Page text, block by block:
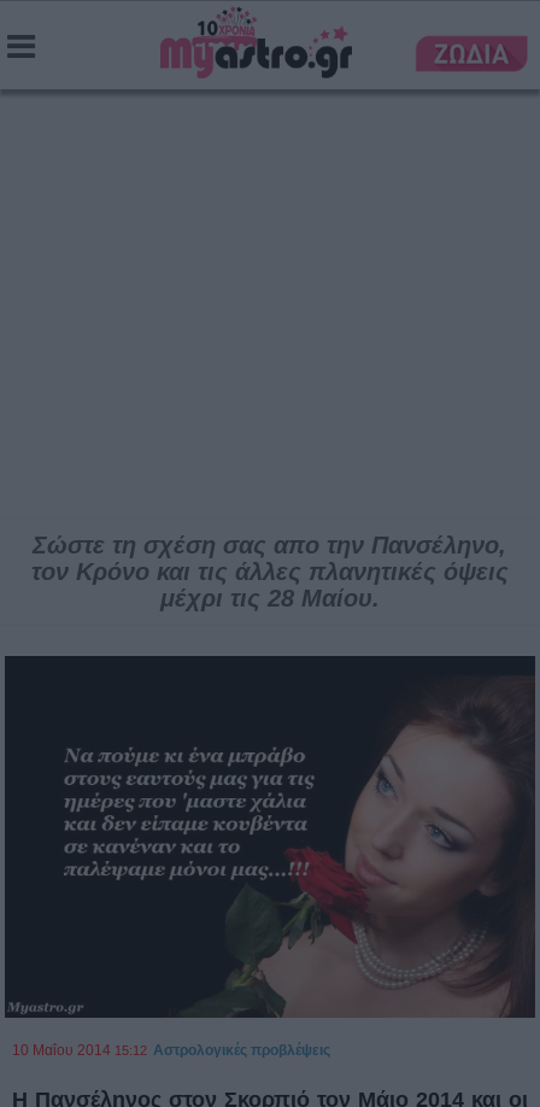
Σώστε τη σχέση σας απο την Πανσέληνο,
τον Κρόνο και τις άλλες πλανητικές όψεις
μέχρι τις 28 Μαίου.
10 Μαΐου 2014 15:12 Αστρολογικές προβλέψεις
Η Πανσέληνος στον Σκορπιό τον Μάιο 2014 και οι